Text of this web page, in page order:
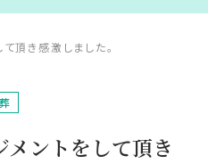
頂き感激しました。
メントをして頂き